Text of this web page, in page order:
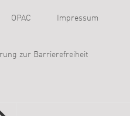
OPAC Impressum
zur Barrierefreiheit